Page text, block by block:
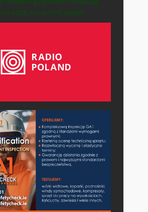
każdy może mieć wpływ.